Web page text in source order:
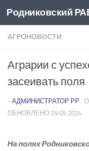
Перейти к
Родниковский
АГРОНОВОСТИ
Аграрии с
засеивать поля
- АДМИНИСТРАТОР РР ·
ОБНОВЛЕНО 29.05.2024
На полях